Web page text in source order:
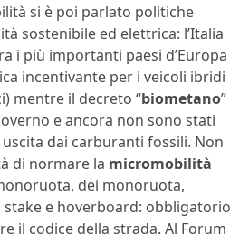
si è poi parlato politiche
sostenibile ed elettrica: l’Italia
i più importanti paesi d’Europa
incentivante per i veicoli ibridi
mentre il decreto “biometano”
e ancora non sono stati
dai carburanti fossili. Non
di normare la micromobilità
dei monoruota,
e hoverboard: obbligatorio
il codice della strada. Al Forum